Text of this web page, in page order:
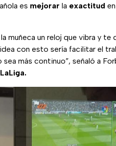
es mejorar la exactitud
muñeca un reloj que vibra y te
con esto sería facilitar el
más continuo”, señaló a